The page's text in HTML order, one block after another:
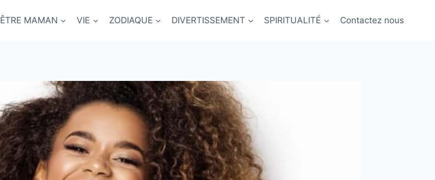
ÊTRE MAMAN VIE ZODIAQUE DIVERTISSEMENT SPIRITUALITÉ Contactez nous